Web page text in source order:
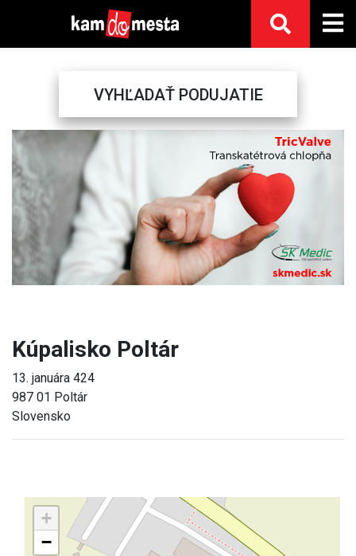
VYHĽADAŤ PODUJATIE
Previous
Kúpalisko Poltár
13. januára 424
987 01 Poltár
Slovensko
+
−